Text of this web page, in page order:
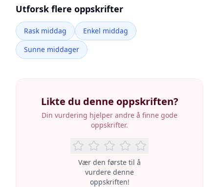
Utforsk flere oppskrifter
Rask middag
Enkel middag
Sunne middager
Likte du denne oppskriften?
Din vurdering hjelper andre å finne gode
oppskrifter.
Vær den første til å
vurdere denne
oppskriften!